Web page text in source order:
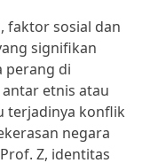
faktor sosial dan
signifikan
perang di
etnis atau
terjadinya konflik
negara
Z, identitas